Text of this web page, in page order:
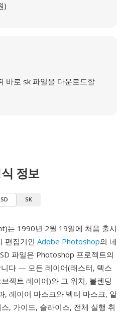
)
바로 sk 파일을 다운로드할
정보
SK
는 1990년 2월 19일에 처음 출시
편집기인 Adobe Photoshop의 네
파일은 Photoshop 프로젝트의
다 — 모든 레이어(래스터, 텍스
젝트 레이어)와 그 위치, 블렌딩
, 레이어 마스크와 벡터 마스크, 알
, 가이드, 슬라이스, 전체 실행 취